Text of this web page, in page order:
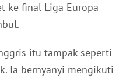
ke final Liga Europa
itu tampak seperti
Ia bernyanyi mengikuti